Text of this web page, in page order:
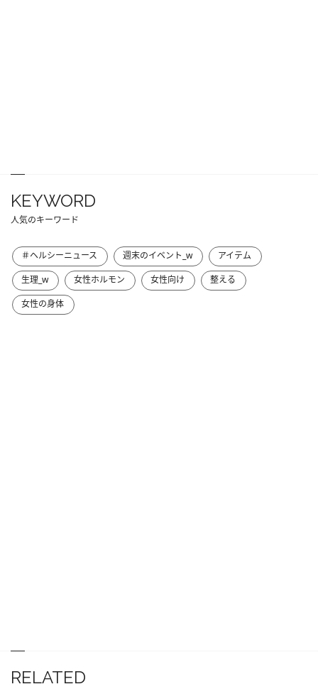
KEYWORD
人気のキーワード
＃ヘルシーニュース 週末のイベント_w
アイテム
生理_w
女性ホルモン 女性向け
整える
女性の身体
RELATED